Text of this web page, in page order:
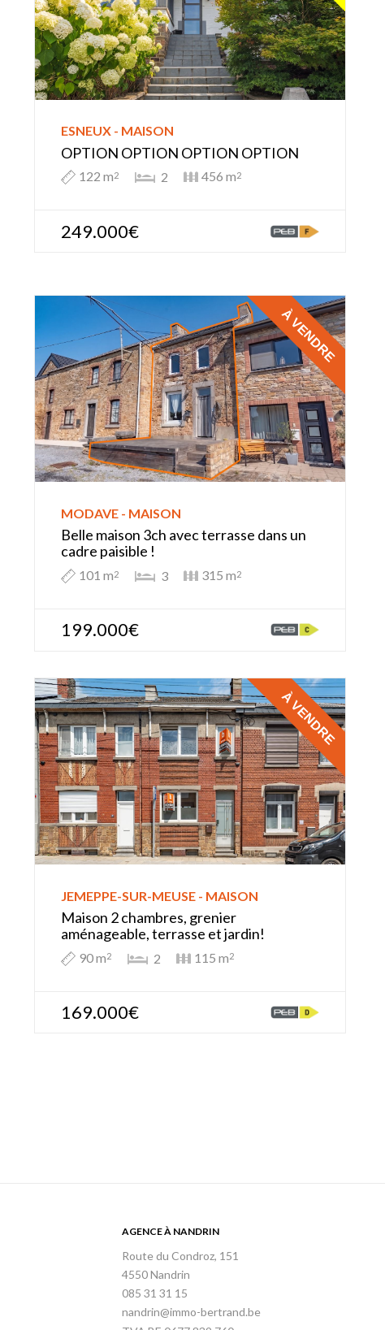
ESNEUX - MAISON
OPTION OPTION OPTION OPTION
122 m2 2 456 m2
249.000€
MODAVE - MAISON
Belle maison 3ch avec terrasse dans un
cadre paisible !
101 m2 3 315 m2
199.000€
À VENDRE
JEMEPPE-SUR-MEUSE - MAISON
Maison 2 chambres, grenier
aménageable, terrasse et jardin!
90 m2 2 115 m2
169.000€
À VENDRE
AGENCE À NANDRIN
Route du Condroz, 151
4550 Nandrin
085 31 31 15
nandrin@immo-bertrand.be